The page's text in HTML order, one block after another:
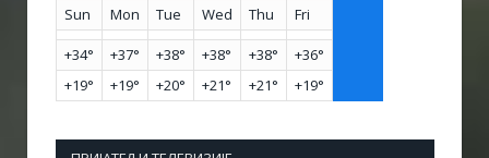
Sun
Mon Tue Wed Thu Fri
+34° +37° +38° +38° +38° +36°
+19° +19° +20° +21° +21° +19°